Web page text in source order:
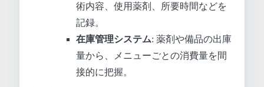
術内容、使用薬剤、所要時間などを
記録。
在庫管理システム: 薬剤や備品の出庫
量から、メニューごとの消費量を間
接的に把握。